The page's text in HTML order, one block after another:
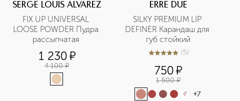
SERGE LOUIS ALVAREZ
FIX UP UNIVERSAL
LOOSE POWDER Пудра
1 230¤
4 100 ¤
ERRE DUE
SILKY PREMIUM LIP
DEFINER Карандаш для
губ стойкий
5из 55 (5)
750¤
1 500 ¤
+7